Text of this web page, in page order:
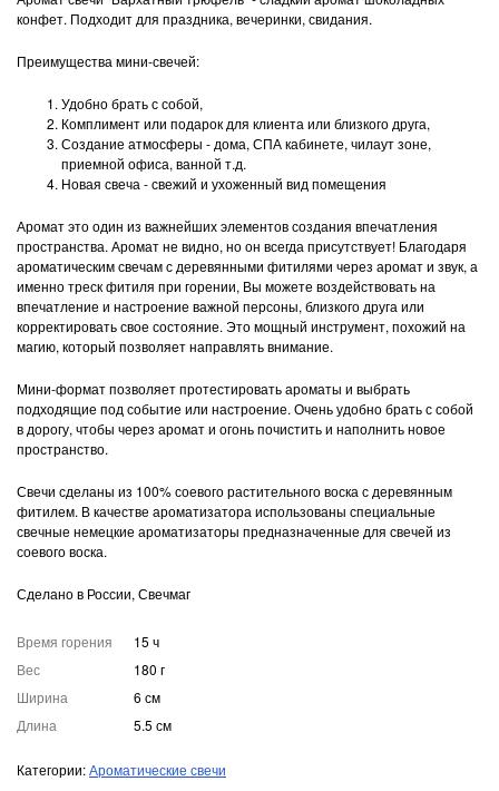
конфет. Подходит для праздника, вечеринки, свидания.
Преимущества мини-свечей:
Удобно брать с собой,
Комплимент или подарок для клиента или близкого друга,
Создание атмосферы - дома, СПА кабинете, чилаут зоне,
приемной офиса, ванной т.д.
Новая свеча - свежий и ухоженный вид помещения
Аромат это один из важнейших элементов создания впечатления
пространства. Аромат не видно, но он всегда присутствует! Благодаря
ароматическим свечам с деревянными фитилями через аромат и звук, а
именно треск фитиля при горении, Вы можете воздействовать на
впечатление и настроение важной персоны, близкого друга или
корректировать свое состояние. Это мощный инструмент, похожий на
магию, который позволяет направлять внимание.
Мини-формат позволяет протестировать ароматы и выбрать
подходящие под событие или настроение. Очень удобно брать с собой
в дорогу, чтобы через аромат и огонь почистить и наполнить новое
пространство.
Свечи сделаны из 100% соевого растительного воска с деревянным
фитилем. В качестве ароматизатора использованы специальные
свечные немецкие ароматизаторы предназначенные для свечей из
соевого воска.
Сделано в России, Свечмаг
Время горения
15 ч
Вес
180 г
Ширина
6 см
Длина
5.5 см
Категории:Ароматические свечи